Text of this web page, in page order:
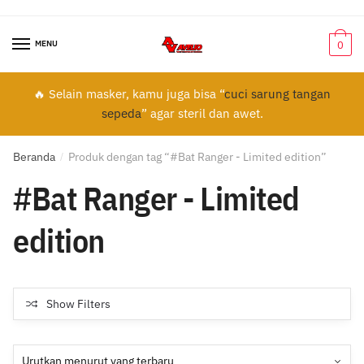
to
to
MENU 0
🔥 Selain masker, kamu juga bisa “cuci sarung tangan
sepeda” agar steril dan awet.
Beranda / Produk dengan tag “#Bat Ranger - Limited edition”
#Bat Ranger - Limited
edition
Show Filters